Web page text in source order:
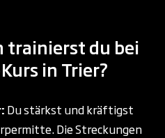
trainierst du bei
in Trier?
Du stärkst und kräftigst
Die Streckungen